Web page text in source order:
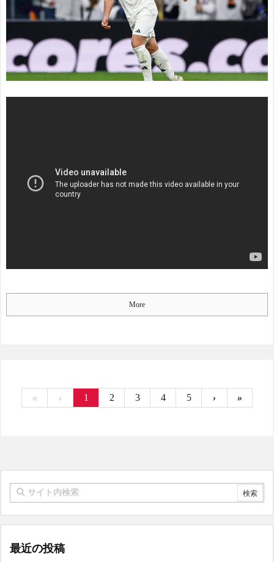
More
« ‹ 1 2 3 4 5 › »
最近の投稿